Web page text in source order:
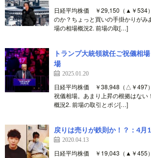
日経平均株価 ￥29,150（▲￥534
のか？ちょっと買いの手掛かりがみ
場の相場概況2. 前場の取[…]
トランプ大統領就任ご祝儀相
場
2025.01.20
日経平均株価 ￥38,948（△￥497
祝儀相場。あまり上昇の根拠はない
概況2. 前場の取引とポジ[…]
戻りは売りが鉄則か！？：4月
2020.04.13
日経平均株価 ￥19,043（▲￥455